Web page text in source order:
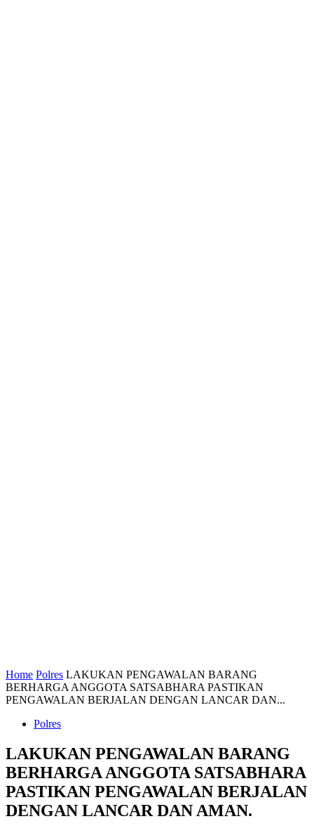
Home Polres LAKUKAN PENGAWALAN BARANG
BERHARGA ANGGOTA SATSABHARA PASTIKAN
PENGAWALAN BERJALAN DENGAN LANCAR DAN...
Polres
LAKUKAN PENGAWALAN BARANG
BERHARGA ANGGOTA SATSABHARA
PASTIKAN PENGAWALAN BERJALAN
DENGAN LANCAR DAN AMAN.